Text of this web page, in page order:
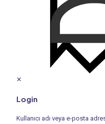
✕
Login
Kullanıcı adı veya e-posta